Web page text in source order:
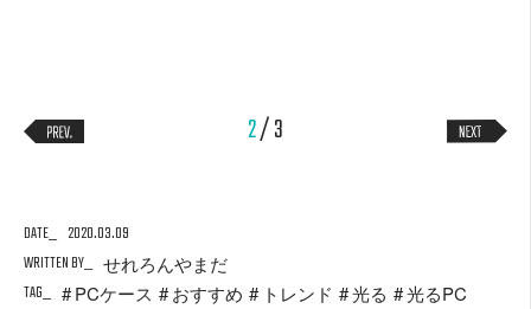
2/ 3
DATE
2020.03.09
WRITTEN BY
せれろんやまだ
TAG
PCケース おすすめ トレンド 光る
光るPC